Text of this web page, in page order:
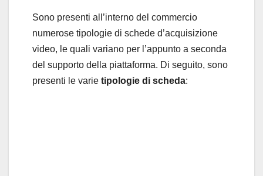
Sono presenti all’interno del commercio
numerose tipologie di schede d’acquisizione
video, le quali variano per l’appunto a seconda
del supporto della piattaforma. Di seguito, sono
presenti le varie tipologie di scheda: